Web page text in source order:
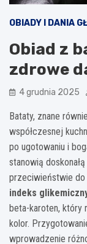
OBIADY I DANIA
Obiad z
zdrowe
4 grudnia 2025
Bataty, znane
współczesnej
po ugotowaniu i
stanowią
przeciwieństwie do
indeks
beta-karoten, który
kolor.
wprowadzenie